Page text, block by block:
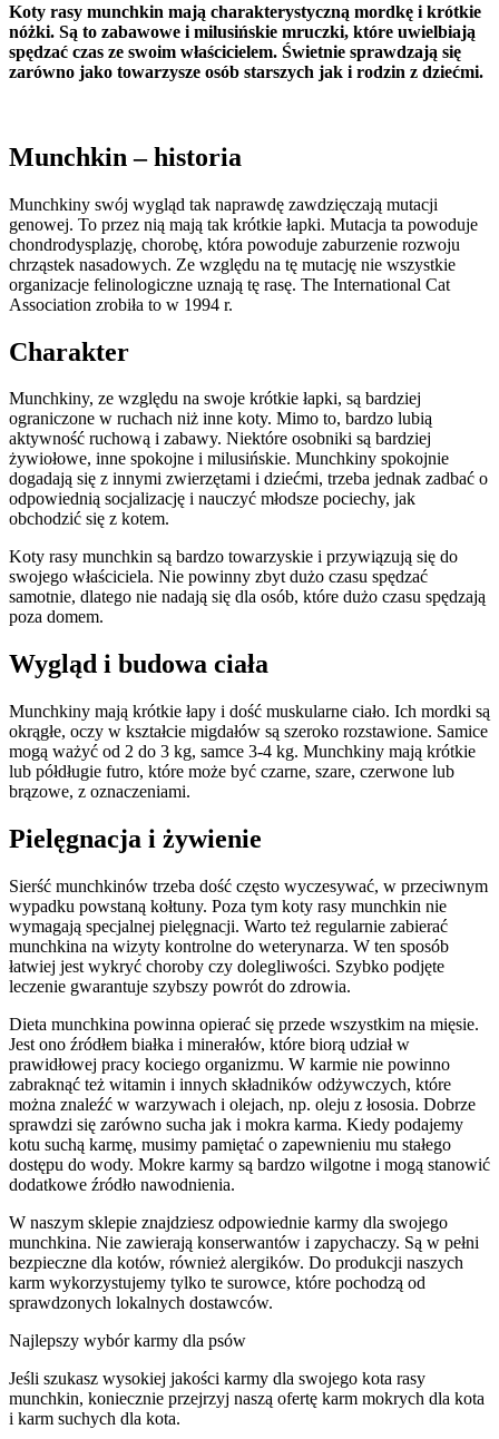
Koty rasy munchkin mają charakterystyczną mordkę i krótkie
nóżki. Są to zabawowe i milusińskie mruczki, które uwielbiają
spędzać czas ze swoim właścicielem. Świetnie sprawdzają się
zarówno jako towarzysze osób starszych jak i rodzin z dziećmi.
Munchkin – historia
Munchkiny swój wygląd tak naprawdę zawdzięczają mutacji
genowej. To przez nią mają tak krótkie łapki. Mutacja ta powoduje
chondrodysplazję, chorobę, która powoduje zaburzenie rozwoju
chrząstek nasadowych. Ze względu na tę mutację nie wszystkie
organizacje felinologiczne uznają tę rasę. The International Cat
Association zrobiła to w 1994 r.
Charakter
Munchkiny, ze względu na swoje krótkie łapki, są bardziej
ograniczone w ruchach niż inne koty. Mimo to, bardzo lubią
aktywność ruchową i zabawy. Niektóre osobniki są bardziej
żywiołowe, inne spokojne i milusińskie. Munchkiny spokojnie
dogadają się z innymi zwierzętami i dziećmi, trzeba jednak zadbać o
odpowiednią socjalizację i nauczyć młodsze pociechy, jak
obchodzić się z kotem.
Koty rasy munchkin są bardzo towarzyskie i przywiązują się do
swojego właściciela. Nie powinny zbyt dużo czasu spędzać
samotnie, dlatego nie nadają się dla osób, które dużo czasu spędzają
poza domem.
Wygląd i budowa ciała
Munchkiny mają krótkie łapy i dość muskularne ciało. Ich mordki są
okrągłe, oczy w kształcie migdałów są szeroko rozstawione. Samice
mogą ważyć od 2 do 3 kg, samce 3-4 kg. Munchkiny mają krótkie
lub półdługie futro, które może być czarne, szare, czerwone lub
brązowe, z oznaczeniami.
Pielęgnacja i żywienie
Sierść munchkinów trzeba dość często wyczesywać, w przeciwnym
wypadku powstaną kołtuny. Poza tym koty rasy munchkin nie
wymagają specjalnej pielęgnacji. Warto też regularnie zabierać
munchkina na wizyty kontrolne do weterynarza. W ten sposób
łatwiej jest wykryć choroby czy dolegliwości. Szybko podjęte
leczenie gwarantuje szybszy powrót do zdrowia.
Dieta munchkina powinna opierać się przede wszystkim na mięsie.
Jest ono źródłem białka i minerałów, które biorą udział w
prawidłowej pracy kociego organizmu. W karmie nie powinno
zabraknąć też witamin i innych składników odżywczych, które
można znaleźć w warzywach i olejach, np. oleju z łososia. Dobrze
sprawdzi się zarówno sucha jak i mokra karma. Kiedy podajemy
kotu suchą karmę, musimy pamiętać o zapewnieniu mu stałego
dostępu do wody. Mokre karmy są bardzo wilgotne i mogą stanowić
dodatkowe źródło nawodnienia.
W naszym sklepie znajdziesz odpowiednie karmy dla swojego
munchkina. Nie zawierają konserwantów i zapychaczy. Są w pełni
bezpieczne dla kotów, również alergików. Do produkcji naszych
karm wykorzystujemy tylko te surowce, które pochodzą od
sprawdzonych lokalnych dostawców.
Najlepszy wybór karmy dla psów
Jeśli szukasz wysokiej jakości karmy dla swojego kota rasy
munchkin, koniecznie przejrzyj naszą ofertę karm mokrych dla kota
i karm suchych dla kota.